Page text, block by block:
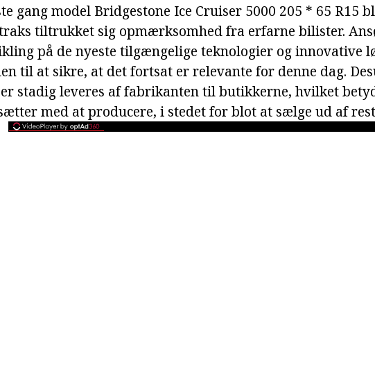
gang model Bridgestone Ice Cruiser 5000 205 * 65 R15
tiltrukket sig opmærksomhed fra erfarne bilister.
på de nyeste tilgængelige teknologier og innovative
til at sikre, at det fortsat er relevante for denne dag.
stadig leveres af fabrikanten til butikkerne, hvilket
med at producere, i stedet for blot at sælge ud af